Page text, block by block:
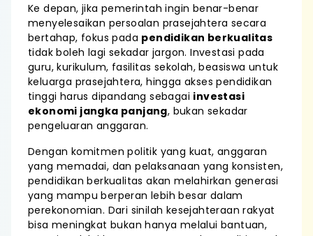
Ke depan, jika pemerintah ingin benar-benar
menyelesaikan persoalan prasejahtera secara
bertahap, fokus pada pendidikan berkualitas
tidak boleh lagi sekadar jargon. Investasi pada
guru, kurikulum, fasilitas sekolah, beasiswa untuk
keluarga prasejahtera, hingga akses pendidikan
tinggi harus dipandang sebagai investasi
ekonomi jangka panjang, bukan sekadar
pengeluaran anggaran.
Dengan komitmen politik yang kuat, anggaran
yang memadai, dan pelaksanaan yang konsisten,
pendidikan berkualitas akan melahirkan generasi
yang mampu berperan lebih besar dalam
perekonomian. Dari sinilah kesejahteraan rakyat
bisa meningkat bukan hanya melalui bantuan,